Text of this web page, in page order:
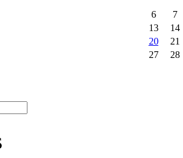
6
7
13
14
20
21
27
28